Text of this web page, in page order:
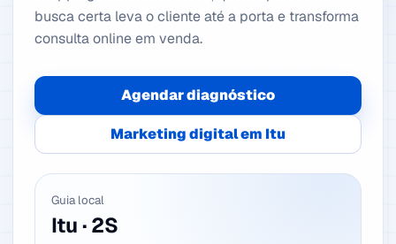
busca certa leva o cliente até a porta e transforma
consulta online em venda.
Agendar diagnóstico
Marketing digital em Itu
Guia local
Itu · 2S